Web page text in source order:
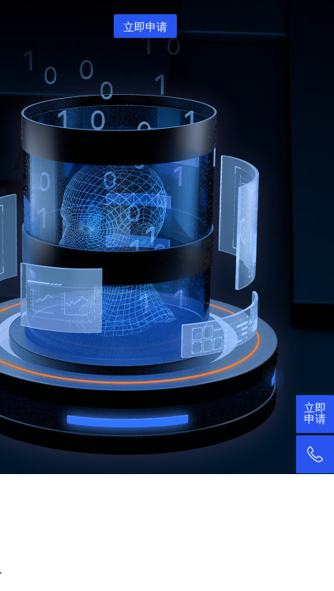
立即申请
立即
申请
电话咨
400-
专有云
400-